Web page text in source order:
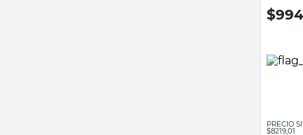
$
PRECIO
$8219,01